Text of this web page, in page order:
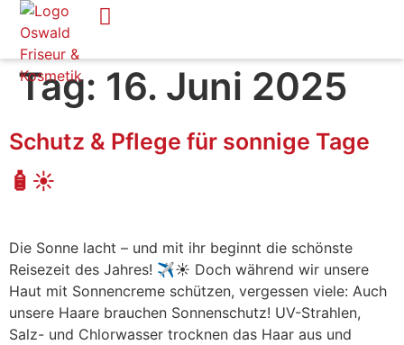
Tag: 16. Juni 2025
Schutz & Pflege für sonnige Tage
🧴☀️
Die Sonne lacht – und mit ihr beginnt die schönste
Reisezeit des Jahres! ✈️☀️ Doch während wir unsere
Haut mit Sonnencreme schützen, vergessen viele: Auch
unsere Haare brauchen Sonnenschutz! UV-Strahlen,
Salz- und Chlorwasser trocknen das Haar aus und